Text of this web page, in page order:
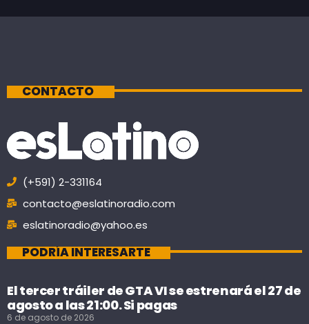
CONTACTO
(+591) 2-331164
contacto@eslatinoradio.com
eslatinoradio@yahoo.es
PODRÍA INTERESARTE
El tercer tráiler de GTA VI se estrenará el 27 de
agosto a las 21:00. Si pagas
6 de agosto de 2026